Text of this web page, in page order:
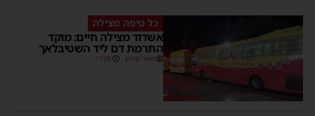
כל טיפה מצילה
אשדוד מצילה חיים: מוקד
התרמת דם ליד השטיבלאך
משה קאהן 11:05